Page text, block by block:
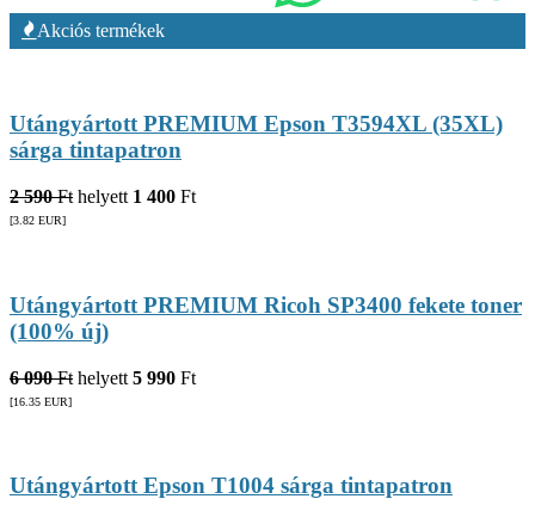
Akciós termékek
Utángyártott PREMIUM Epson T3594XL (35XL)
sárga tintapatron
2 590 Ft helyett 1 400 Ft
[3.82 EUR]
Utángyártott PREMIUM Ricoh SP3400 fekete toner
(100% új)
6 090 Ft helyett 5 990 Ft
[16.35 EUR]
Utángyártott Epson T1004 sárga tintapatron